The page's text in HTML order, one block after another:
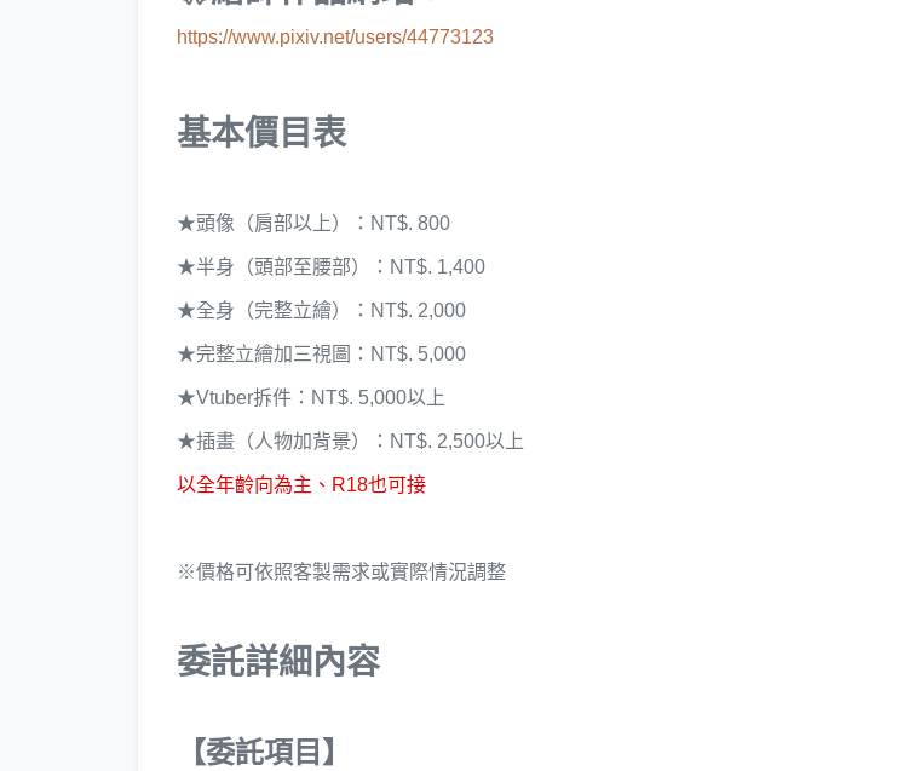
https://www.pixiv.net/users/44773123
基本價目表
★頭像（肩部以上）：NT$. 800
★半身（頭部至腰部）：NT$. 1,400
★全身（完整立繪）：NT$. 2,000
★完整立繪加三視圖：NT$. 5,000
★Vtuber拆件：NT$. 5,000以上
★插畫（人物加背景）：NT$. 2,500以上
以全年齡向為主、R18也可接
※價格可依照客製需求或實際情況調整
委託詳細內容
【委託項目】